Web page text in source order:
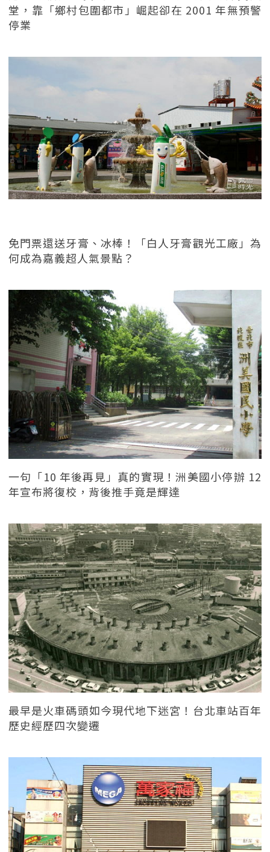
堂，靠「鄉村包圍都市」崛起卻在 2001 年無預警
停業
免門票還送牙膏、冰棒！「白人牙膏觀光工廠」為
何成為嘉義超人氣景點？
一句「10 年後再見」真的實現！洲美國小停辦 12
年宣布將復校，背後推手竟是輝達
最早是火車碼頭如今現代地下迷宮！台北車站百年
歷史經歷四次變遷